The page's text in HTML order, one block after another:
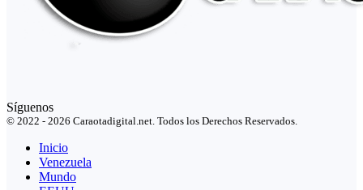
Síguenos
© 2022 - 2026 Caraotadigital.net. Todos los Derechos Reservados.
Inicio
Venezuela
Mundo